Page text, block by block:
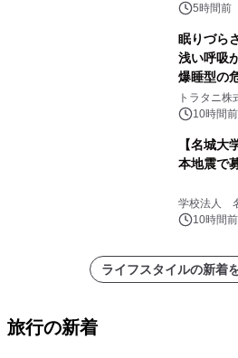
得な素泊
5時間前
眠りづら
浅い呼吸
爆睡型の
説
トラタニ株
10時間前
【名城大
本地震で
学校法人
10時間前
ライフスタイルの新着
旅行の新着